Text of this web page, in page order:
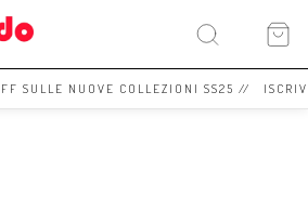
SULLE NUOVE COLLEZIONI SS25 //